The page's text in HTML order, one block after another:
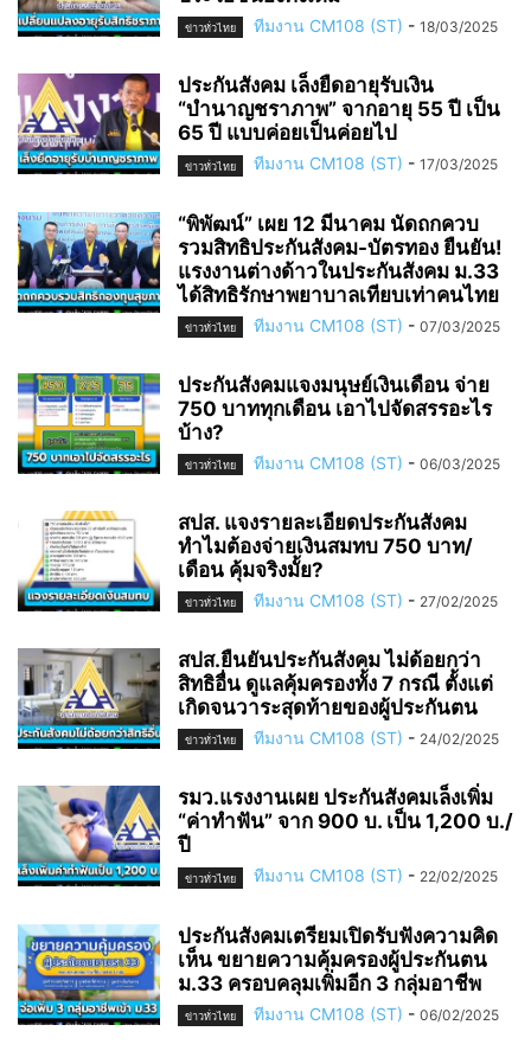
ข่าวทั่วไทย ทีมงาน CM108 (ST) - 18/03/2025
ประกันสังคม เล็งยืดอายุรับเงิน
“บำนาญชราภาพ” จากอายุ 55 ปี เป็น
65 ปี แบบค่อยเป็นค่อยไป
ข่าวทั่วไทย ทีมงาน CM108 (ST) - 17/03/2025
“พิพัฒน์” เผย 12 มีนาคม นัดถกควบ
รวมสิทธิประกันสังคม-บัตรทอง ยืนยัน!
แรงงานต่างด้าวในประกันสังคม ม.33
ได้สิทธิรักษาพยาบาลเทียบเท่าคนไทย
ข่าวทั่วไทย ทีมงาน CM108 (ST) - 07/03/2025
ประกันสังคมแจงมนุษย์เงินเดือน จ่าย
750 บาททุกเดือน เอาไปจัดสรรอะไร
บ้าง?
ข่าวทั่วไทย ทีมงาน CM108 (ST) - 06/03/2025
สปส. แจงรายละเอียดประกันสังคม
ทำไมต้องจ่ายเงินสมทบ 750 บาท/
เดือน คุ้มจริงมั้ย?
ข่าวทั่วไทย ทีมงาน CM108 (ST) - 27/02/2025
สปส.ยืนยันประกันสังคม ไม่ด้อยกว่า
สิทธิอื่น ดูแลคุ้มครองทั้ง 7 กรณี ตั้งแต่
เกิดจนวาระสุดท้ายของผู้ประกันตน
ข่าวทั่วไทย ทีมงาน CM108 (ST) - 24/02/2025
รมว.แรงงานเผย ประกันสังคมเล็งเพิ่ม
“ค่าทำฟัน” จาก 900 บ. เป็น 1,200 บ./
ปี
ข่าวทั่วไทย ทีมงาน CM108 (ST) - 22/02/2025
ประกันสังคมเตรียมเปิดรับฟังความคิด
เห็น ขยายความคุ้มครองผู้ประกันตน
ม.33 ครอบคลุมเพิ่มอีก 3 กลุ่มอาชีพ
ข่าวทั่วไทย ทีมงาน CM108 (ST) - 06/02/2025